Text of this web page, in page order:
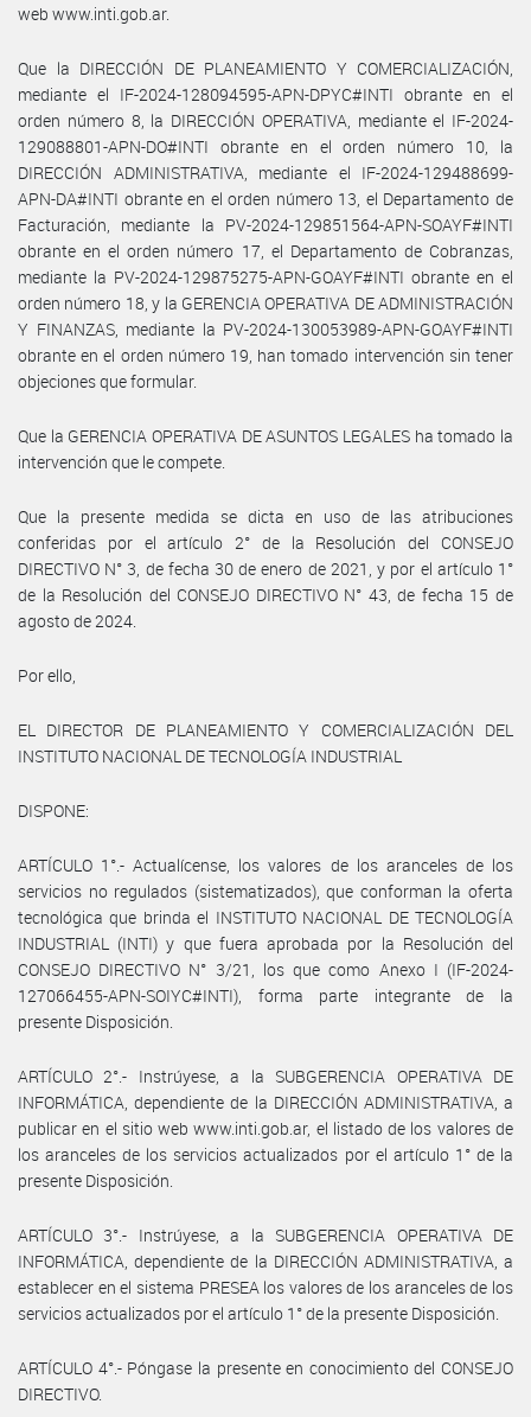
web www.inti.gob.ar.
Que la DIRECCIÓN DE PLANEAMIENTO Y COMERCIALIZACIÓN,
mediante el IF-2024-128094595-APN-DPYC#INTI obrante en el
orden número 8, la DIRECCIÓN OPERATIVA, mediante el IF-2024-
129088801-APN-DO#INTI obrante en el orden número 10, la
DIRECCIÓN ADMINISTRATIVA, mediante el IF-2024-129488699-
APN-DA#INTI obrante en el orden número 13, el Departamento de
Facturación, mediante la PV-2024-129851564-APN-SOAYF#INTI
obrante en el orden número 17, el Departamento de Cobranzas,
mediante la PV-2024-129875275-APN-GOAYF#INTI obrante en el
orden número 18, y la GERENCIA OPERATIVA DE ADMINISTRACIÓN
Y FINANZAS, mediante la PV-2024-130053989-APN-GOAYF#INTI
obrante en el orden número 19, han tomado intervención sin tener
objeciones que formular.
Que la GERENCIA OPERATIVA DE ASUNTOS LEGALES ha tomado la
intervención que le compete.
Que la presente medida se dicta en uso de las atribuciones
conferidas por el artículo 2° de la Resolución del CONSEJO
DIRECTIVO N° 3, de fecha 30 de enero de 2021, y por el artículo 1°
de la Resolución del CONSEJO DIRECTIVO N° 43, de fecha 15 de
agosto de 2024.
Por ello,
EL DIRECTOR DE PLANEAMIENTO Y COMERCIALIZACIÓN DEL
INSTITUTO NACIONAL DE TECNOLOGÍA INDUSTRIAL
DISPONE:
ARTÍCULO 1°.- Actualícense, los valores de los aranceles de los
servicios no regulados (sistematizados), que conforman la oferta
tecnológica que brinda el INSTITUTO NACIONAL DE TECNOLOGÍA
INDUSTRIAL (INTI) y que fuera aprobada por la Resolución del
CONSEJO DIRECTIVO N° 3/21, los que como Anexo I (IF-2024-
127066455-APN-SOIYC#INTI), forma parte integrante de la
presente Disposición.
ARTÍCULO 2°.- Instrúyese, a la SUBGERENCIA OPERATIVA DE
INFORMÁTICA, dependiente de la DIRECCIÓN ADMINISTRATIVA, a
publicar en el sitio web www.inti.gob.ar, el listado de los valores de
los aranceles de los servicios actualizados por el artículo 1° de la
presente Disposición.
ARTÍCULO 3°.- Instrúyese, a la SUBGERENCIA OPERATIVA DE
INFORMÁTICA, dependiente de la DIRECCIÓN ADMINISTRATIVA, a
establecer en el sistema PRESEA los valores de los aranceles de los
servicios actualizados por el artículo 1° de la presente Disposición.
ARTÍCULO 4°.- Póngase la presente en conocimiento del CONSEJO
DIRECTIVO.